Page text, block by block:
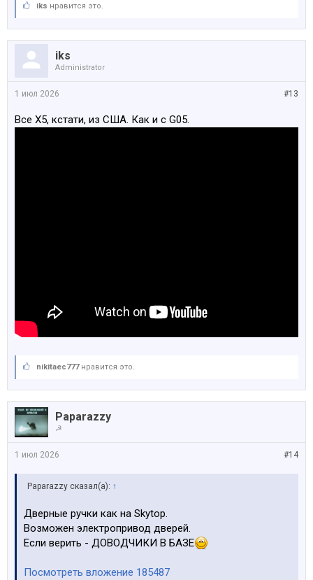
iks нравится это.
iks
Administrator
#13
1 июл 2026
Все Х5, кстати, из США. Как и с G05.
nikitaec777нравится это.
Paparazzy
☭
#14
1 июл 2026
Paparazzy сказал(а): ↑
Дверные ручки как на Skytop.
Возможен электропривод дверей.
Если верить - ДОВОДЧИКИ В БАЗЕ
Посмотреть вложение 185487